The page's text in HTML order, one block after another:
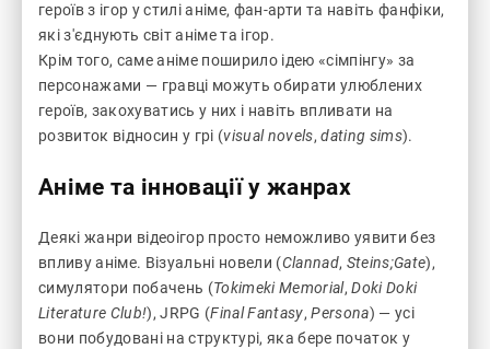
героїв з ігор у стилі аніме, фан-арти та навіть фанфіки,
які з'єднують світ аніме та ігор.
Крім того, саме аніме поширило ідею «сімпінгу» за
персонажами — гравці можуть обирати улюблених
героїв, закохуватись у них і навіть впливати на
розвиток відносин у грі (visual novels,dating sims).
Аніме та інновації у жанрах
Деякі жанри відеоігор просто неможливо уявити без
впливу аніме. Візуальні новели (Clannad, Steins;Gate),
симулятори побачень (Tokimeki Memorial,Doki Doki
Literature Club!), JRPG (Final Fantasy,Persona) — усі
вони побудовані на структурі, яка бере початок у